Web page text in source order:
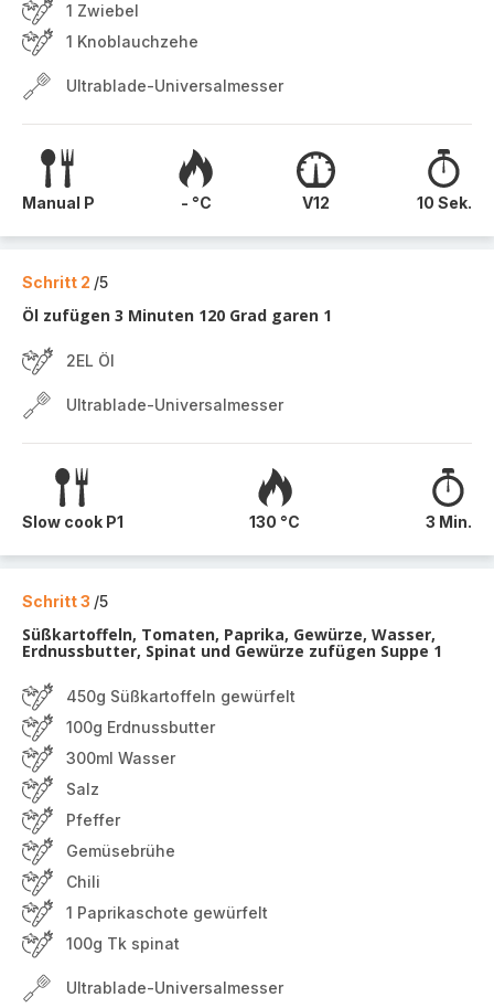
1 Zwiebel
1 Knoblauchzehe
Ultrablade-Universalmesser
Manual P - °C V12 10 Sek.
Schritt 2 /5
Öl zufügen 3 Minuten 120 Grad garen 1
2EL Öl
Ultrablade-Universalmesser
Slow cook P1 130 °C 3 Min.
Schritt 3 /5
Süßkartoffeln, Tomaten, Paprika, Gewürze, Wasser,
Erdnussbutter, Spinat und Gewürze zufügen Suppe 1
450g Süßkartoffeln gewürfelt
100g Erdnussbutter
300ml Wasser
Salz
Pfeffer
Gemüsebrühe
Chili
1 Paprikaschote gewürfelt
100g Tk spinat
Ultrablade-Universalmesser